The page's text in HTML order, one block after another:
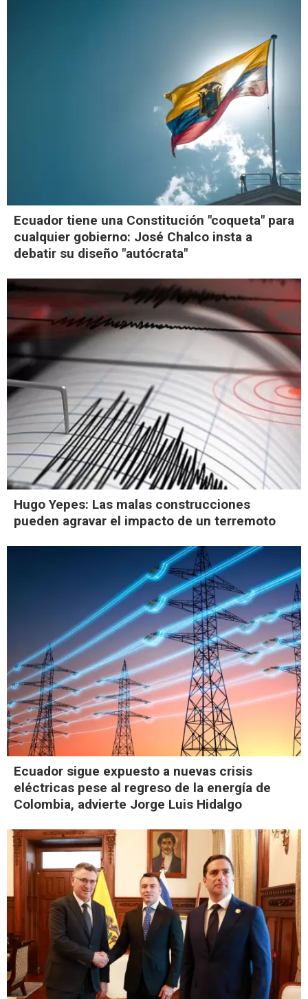
Ecuador tiene una Constitución "coqueta" para
cualquier gobierno: José Chalco insta a
debatir su diseño "autócrata"
Hugo Yepes: Las malas construcciones
pueden agravar el impacto de un terremoto
Ecuador sigue expuesto a nuevas crisis
eléctricas pese al regreso de la energía de
Colombia, advierte Jorge Luis Hidalgo